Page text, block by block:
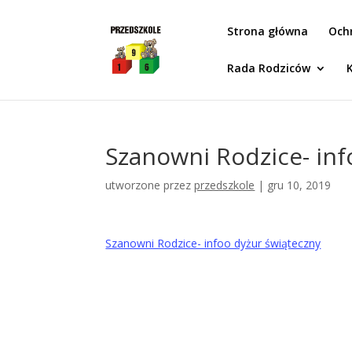
Strona główna
Rada Rodziców
Szanowni Rodzice-
utworzone przezprzedszkole | gru 10, 2019
Szanowni Rodzice- infoo dyżur świąteczny